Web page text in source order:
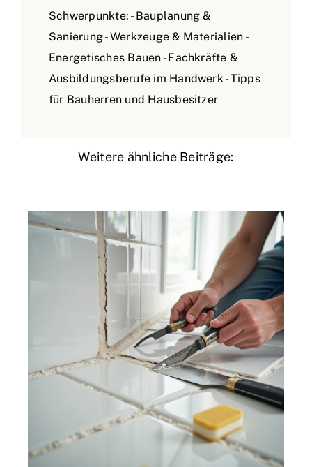
Schwerpunkte: - Bauplanung &
Sanierung - Werkzeuge & Materialien -
Energetisches Bauen - Fachkräfte &
Ausbildungsberufe im Handwerk - Tipps
für Bauherren und Hausbesitzer
Weitere ähnliche Beiträge: